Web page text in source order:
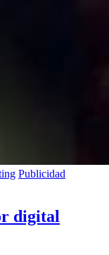
Publicidad
digital